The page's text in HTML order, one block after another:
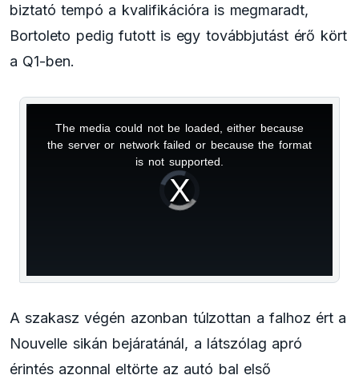
biztató tempó a kvalifikációra is megmaradt,
Bortoleto pedig futott is egy továbbjutást érő kört
a Q1-ben.
Video
Player
loading.
The media could not be loaded, either because
the server or network failed or because the format
is not supported.
A szakasz végén azonban túlzottan a falhoz ért a
Nouvelle sikán bejáratánál, a látszólag apró
érintés azonnal eltörte az autó bal első